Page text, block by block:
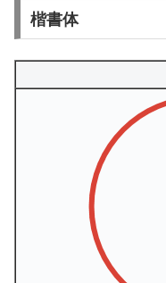
楷書体